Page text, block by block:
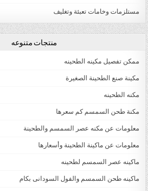
مستلزمات وخامات تعبئة وتغليف
منتجات متنوعه
ممكن تفصيل مكينه الطحينه
مكينة صنع الطحينة الصغيرة
مكنه الطحينه
مكنة طحن السمسم كم سعرها
معلومات عن مكنه عصر السمسم والطحينة
معلومات عن ماكينة الطحينة وأسعارها
ماكينه عصر السمسم لطحينه
ماكينه طحن السمسم والفول السودانى بكام